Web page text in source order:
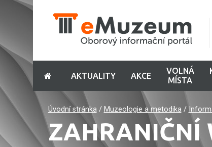
AKTUALITY AKCE
VOLNÁ
MÍSTA
Úvodní stránka/ Muzeologie a metodika/
ZAHRANIČNÍ